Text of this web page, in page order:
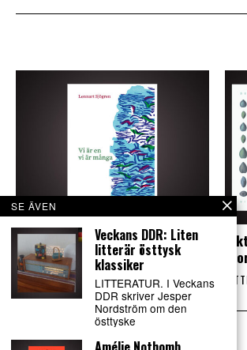
Lennart Sjögren skriver
storartad poesi
LITTERATUR
SE ÄVEN
Veckans DDR: Liten
litterär östtysk
klassiker
LITTERATUR. I Veckans
DDR skriver Jesper
Nordström om den
östtyske